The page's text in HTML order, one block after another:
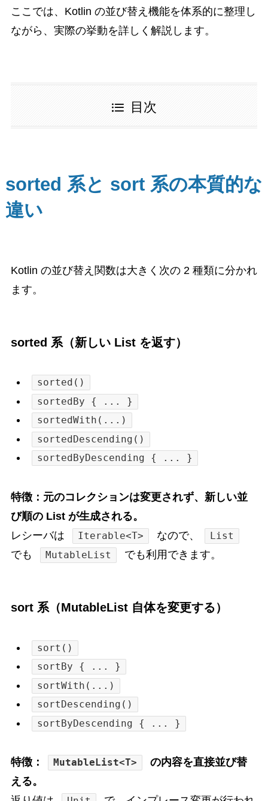
ここでは、Kotlin の並び替え機能を体系的に整理し
ながら、実際の挙動を詳しく解説します。
目次
sorted 系と sort 系の本質的な
違い
Kotlin の並び替え関数は大きく次の 2 種類に分かれ
ます。
sorted 系（新しい List を返す）
sorted()
sortedBy { ... }
sortedWith(...)
sortedDescending()
sortedByDescending { ... }
特徴：元のコレクションは変更されず、新しい並
び順の List が生成される。
レシーバは
Iterable<T> なので、 List
でも MutableList でも利用できます。
sort 系（MutableList 自体を変更する）
sort()
sortBy { ... }
sortWith(...)
sortDescending()
sortByDescending { ... }
特徴： MutableList<T>
の内容を直接並び替
える。